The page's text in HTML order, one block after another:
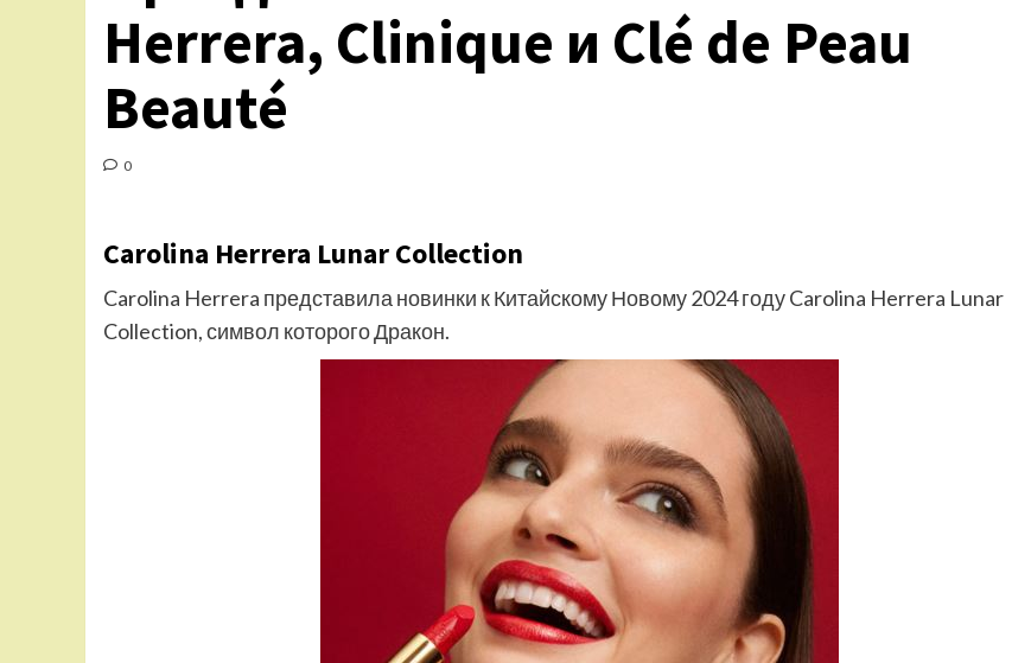
Herrera, Clinique и Clé de Peau
Beauté
0
Carolina Herrera Lunar Collection
Carolina Herrera представила новинки к Китайскому Новому 2024 году Carolina Herrera Lunar
Collection, символ которого Дракон.